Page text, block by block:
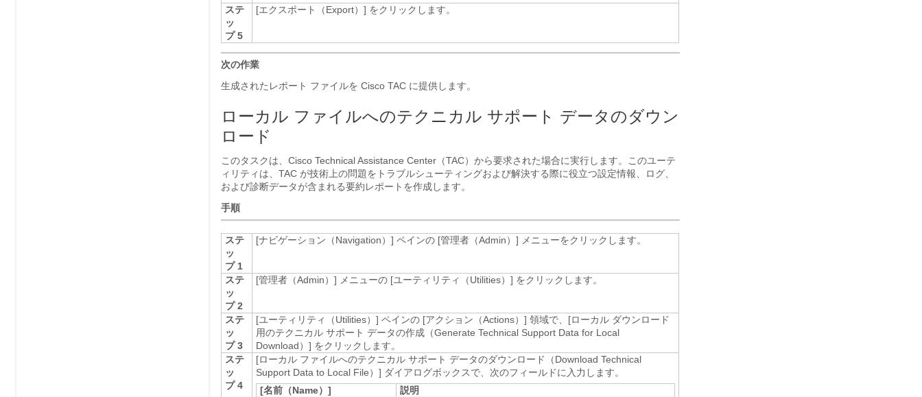
ステ
ッ
プ 5
[エクスポート（Export）] をクリックします。
次の作業
生成されたレポート ファイルを Cisco TAC に提供します。
ローカル ファイルへのテクニカル サポート データのダウン
ロード
このタスクは、Cisco Technical Assistance Center（TAC）から要求された場合に実行します。このユーテ
ィリティは、TAC が技術上の問題をトラブルシューティングおよび解決する際に役立つ設定情報、ログ、
および診断データが含まれる要約レポートを作成します。
手順
ステ
ッ
プ 1
[ナビゲーション（Navigation）] ペインの [管理者（Admin）] メニューをクリックします。
ステ
ッ
プ 2
[管理者（Admin）] メニューの [ユーティリティ（Utilities）] をクリックします。
ステ
ッ
プ 3
[ユーティリティ（Utilities）] ペインの [アクション（Actions）] 領域で、[ローカル ダウンロード
用のテクニカル サポート データの作成（Generate Technical Support Data for Local
Download）] をクリックします。
ステ
ッ
プ 4
[ローカル ファイルへのテクニカル サポート データのダウンロード（Download Technical
Support Data to Local File）] ダイアログボックスで、次のフィールドに入力します。
[名前（Name）]
説明